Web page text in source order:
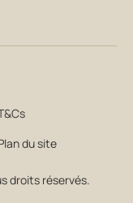
droits réservés.
du site